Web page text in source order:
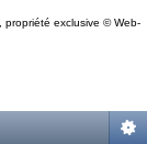
propriété exclusive © Web-